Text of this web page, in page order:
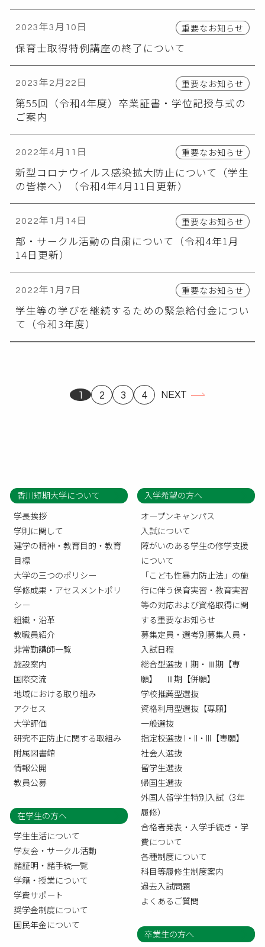
2023年3月10日 重要なお知らせ
保育士取得特例講座の終了について
2023年2月22日 重要なお知らせ
第55回（令和4年度）卒業証書・学位記授与式の
ご案内
2022年4月11日 重要なお知らせ
新型コロナウイルス感染拡大防止について（学生
の皆様へ）（令和4年4月11日更新）
2022年1月14日 重要なお知らせ
部・サークル活動の自粛について（令和4年1月
14日更新）
2022年1月7日 重要なお知らせ
学生等の学びを継続するための緊急給付金につい
て（令和3年度）
1 2 3 4 NEXT
香川短期大学について
学長挨拶
学則に関して
建学の精神・教育目的・教育
目標
大学の三つのポリシー
学修成果・アセスメントポリ
シー
組織・沿革
教職員紹介
非常勤講師一覧
施設案内
国際交流
地域における取り組み
アクセス
大学評価
研究不正防止に関する取組み
附属図書館
情報公開
教員公募
入学希望の方へ
オープンキャンパス
入試について
障がいのある学生の修学支援
について
「こども性暴力防止法」の施
行に伴う保育実習・教育実習
等の対応および資格取得に関
する重要なお知らせ
募集定員・選考別募集人員・
入試日程
総合型選抜Ⅰ期・Ⅲ期【専
願】 Ⅱ期【併願】
学校推薦型選抜
資格利用型選抜【専願】
一般選抜
指定校選抜 I・II・III【専願】
社会人選抜
留学生選抜
帰国生選抜
外国人留学生特別入試（3年
履修）
合格者発表・入学手続き・学
費について
各種制度について
科目等履修生制度案内
過去入試問題
よくあるご質問
在学生の方へ
学生生活について
学友会・サークル活動
諸証明・諸手続一覧
学籍・授業について
学費サポート
奨学金制度について
国民年金について
卒業生の方へ